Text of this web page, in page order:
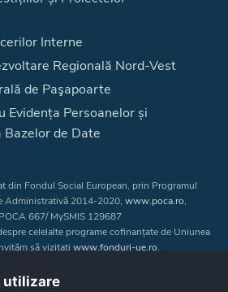
Interne
Regională Nord-Vest
de Paşapoarte
Evidența Persoanelor și
de Date
din Fondul Social European, prin Programul
Administrativă 2014-2020, www.poca.ro,
667/ MySMIS 129687
celelalte programe cofinanțate de Uniunea
să vizitați www.fonduri-ue.ro.
Întreaga responsabilitate asupra
utilizare